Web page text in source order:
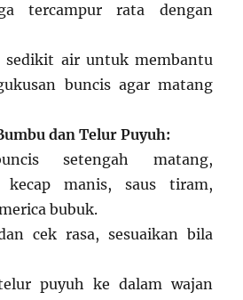
tercampur rata dengan
sedikit air untuk membantu
buncis agar matang
dan Telur Puyuh:
setengah matang,
kecap manis, saus tiram,
bubuk.
cek rasa, sesuaikan bila
puyuh ke dalam wajan